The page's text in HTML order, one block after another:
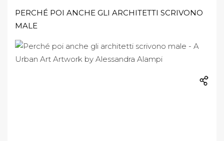
PERCHÉ POI ANCHE GLI ARCHITETTI SCRIVONO
MALE